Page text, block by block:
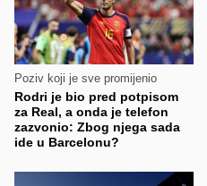
Poziv koji je sve promijenio
Rodri je bio pred potpisom
za Real, a onda je telefon
zazvonio: Zbog njega sada
ide u Barcelonu?